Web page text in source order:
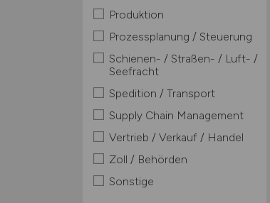
Produktion
Prozessplanung / Steuerung
Schienen- / Straßen- / Luft- /
Seefracht
Spedition / Transport
Supply Chain Management
Vertrieb / Verkauf / Handel
Zoll / Behörden
Sonstige